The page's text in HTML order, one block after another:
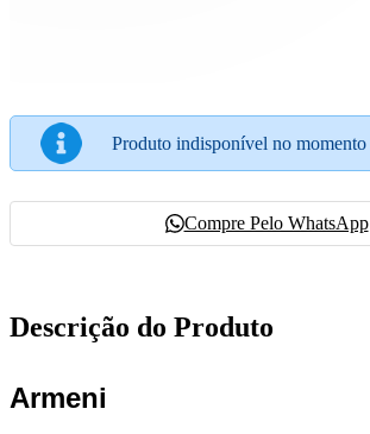
Produto indisponível no momento
Compre Pelo WhatsApp
Descrição do Produto
Armeni